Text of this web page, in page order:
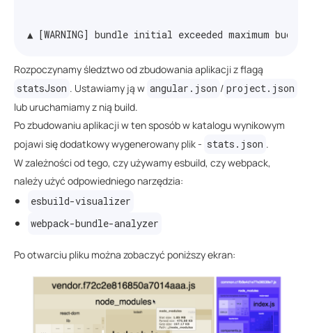
Rozpoczynamy śledztwo od zbudowania aplikacji z flagą
statsJson . Ustawiamy ją w angular.json / project.json
lub uruchamiamy z nią build.
Po zbudowaniu aplikacji w ten sposób w katalogu wynikowym
pojawi się dodatkowy wygenerowany plik - stats.json .
W zależności od tego, czy używamy esbuild, czy webpack,
należy użyć odpowiedniego narzędzia:
esbuild-visualizer
webpack-bundle-analyzer
Po otwarciu pliku można zobaczyć poniższy ekran: